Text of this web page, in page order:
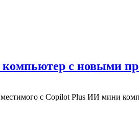
с новыми
с Copilot Plus ИИ мини